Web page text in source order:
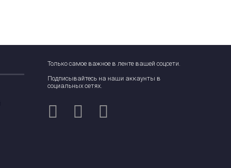
Только самое важное в ленте вашей соцсети.
Подписывайтесь на наши аккаунты в
социальных сетях.